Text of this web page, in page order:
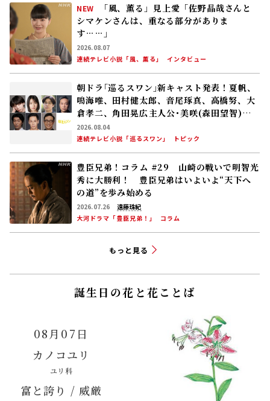
NEW
「風、薫る」見上愛「佐野晶哉さんと
シマケンさんは、重なる部分がありま
す……」
2026.08.07
連続テレビ小説「風、薫る」
インタビュー
朝ドラ｢巡るスワン｣新キャスト発表！夏帆、
鳴海唯、田村健太郎、音尾琢真、高橋努、大
倉孝二、角田晃広――主人公･美咲(森田望智)が
交流する警察署の人々 2027年度前期放送
2026.08.04
連続テレビ小説「巡るスワン」
トピック
豊臣兄弟！コラム #29 山崎の戦いで明智光
秀に大勝利！ 豊臣兄弟はいよいよ“天下へ
の道”を歩み始める
2026.07.26
遠藤珠紀
大河ドラマ「豊臣兄弟！」
コラム
もっと見る
誕生日の花と花ことば
08月07日
カノコユリ
ユリ科
富と誇り / 威厳